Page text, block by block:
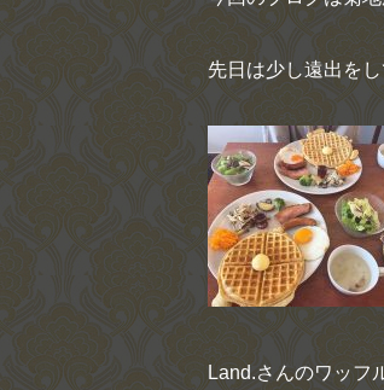
先日は少し遠出を
Land.さんのワッフ